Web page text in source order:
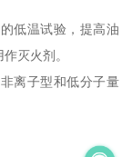
低温试验，提高油
灭火剂。
离子型和低分子量